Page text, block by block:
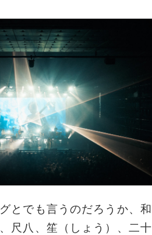
とでも言うのだろうか、和
尺八、笙（しょう）、二十